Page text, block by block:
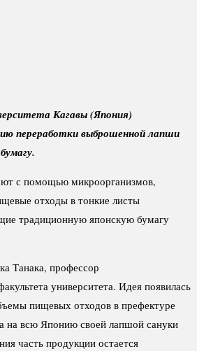
Кагавы (Япония)
переработки выброшенной лапши
с помощью микроорганизмов,
отходы в тонкие листы
традиционную японскую бумагу
Танака, профессор
университета. Идея появилась
пищевых отходов в префектуре
на всю Японию своей лапшой сануки
часть продукции остается